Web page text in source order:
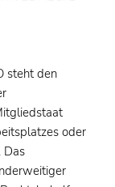
steht den
oder
Das